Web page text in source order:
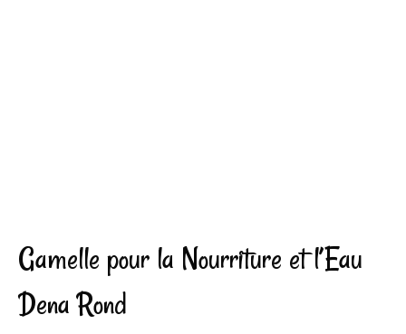
Gamelle pour la Nourriture et l’Eau
Dena Rond